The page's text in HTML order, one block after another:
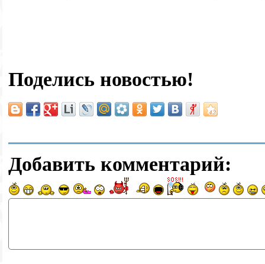
Поделись новостью!
Добавить комментарий: